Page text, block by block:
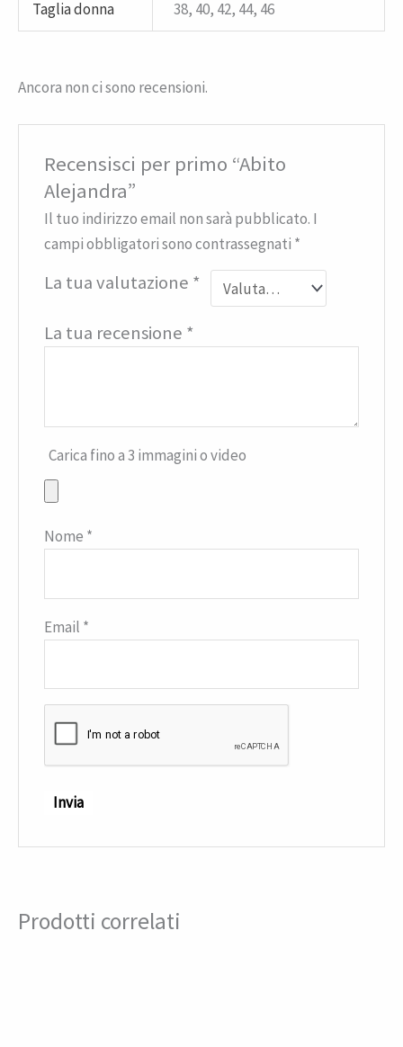
Taglia donna 38, 40, 42, 44, 46
Ancora non ci sono recensioni.
Recensisci per primo “Abito
Alejandra”
Il tuo indirizzo email non sarà pubblicato. I
campi obbligatori sono contrassegnati *
La tua valutazione *
La tua recensione *
Carica fino a 3 immagini o video
Nome *
Email *
Prodotti correlati